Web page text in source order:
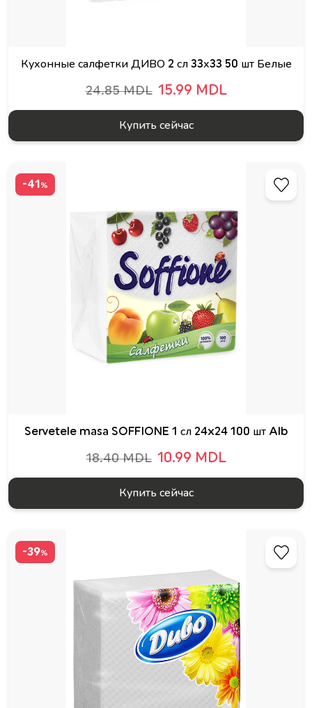
Кухонные салфетки ДИВО 2 сл 33х33 50 шт Белые
24.85 MDL 15.99 MDL
Купить сейчас
-41 %
Servetele masa SOFFIONE 1 сл 24x24 100 шт Alb
18.40 MDL 10.99 MDL
Купить сейчас
-39%